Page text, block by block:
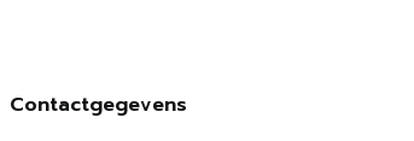
Contactgegevens